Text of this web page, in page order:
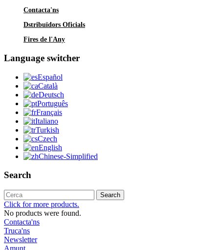
Contacta'ns
Dstribuïdors Oficials
Fires de l'Any
Language switcher
Español
Català
Deutsch
Português
Français
Italiano
Turkish
Czech
English
Chinese-Simplified
Search
Search
Click for more products.
No products were found.
Contacta'ns
Truca'ns
Newsletter
Amunt